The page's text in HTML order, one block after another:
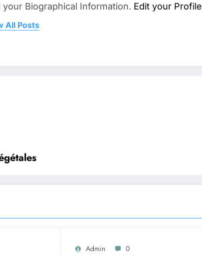
your Biographical Information. Edit your Profile
All Posts
Admin 0